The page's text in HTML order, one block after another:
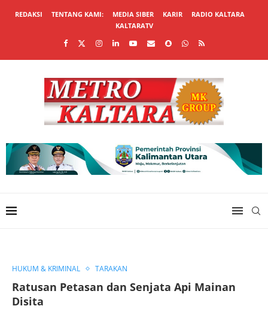
REDAKSI TENTANG KAMI: MEDIA SIBER KARIR
RADIO KALTARA
KALTARATV
HUKUM & KRIMINAL TARAKAN
Ratusan Petasan dan Senjata Api Mainan
Disita